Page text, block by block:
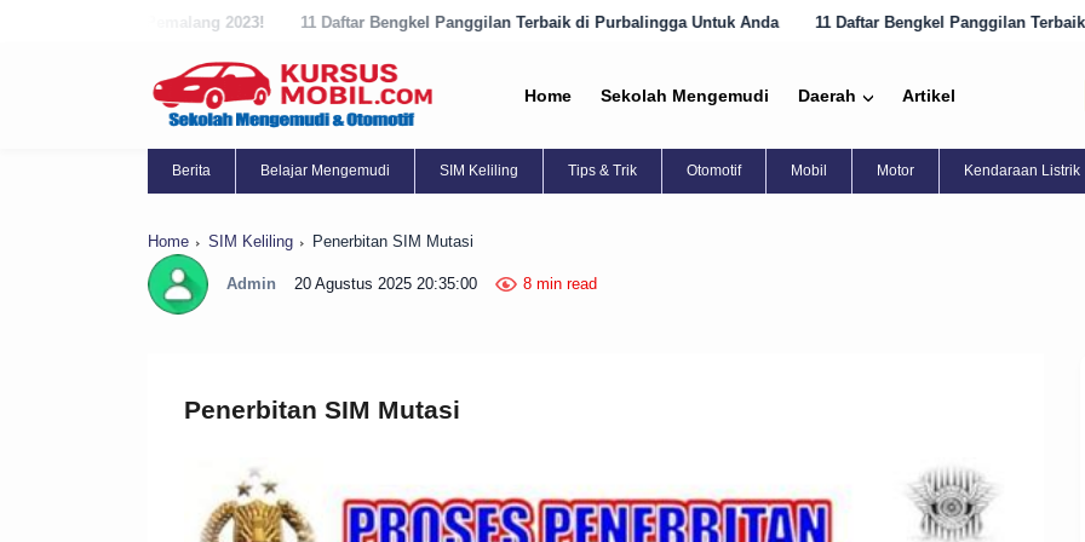
11 Daftar Bengkel Panggilan Terbaik di Purbalingga Untuk Anda 11 Daftar Bengkel Panggilan Terbaik di Purworejo
Home Sekolah Mengemudi Daerah Artikel
Berita Belajar Mengemudi SIM Keliling Tips & Trik Otomotif Mobil Motor Kendaraan Listrik
Home SIM Keliling Penerbitan SIM Mutasi
Admin 20 Agustus 2025 20:35:00 8 min read
Penerbitan SIM Mutasi